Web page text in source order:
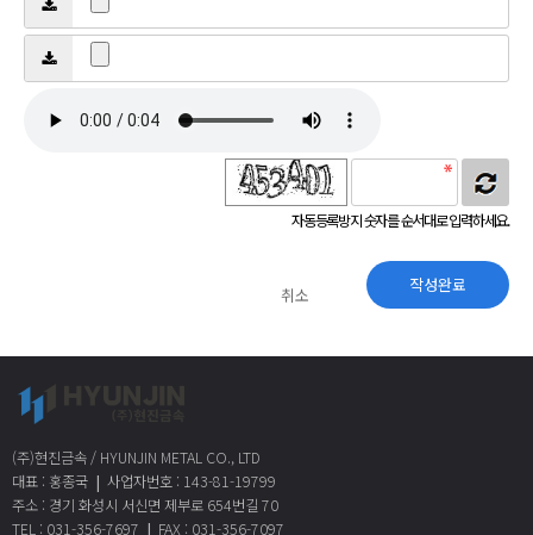
자동등록방지 숫자를 순서대로 입력하세요.
취소
(주)현진금속 / HYUNJIN METAL CO., LTD
대표 : 홍종국 | 사업자번호 : 143-81-19799
주소 : 경기 화성시 서신면 제부로 654번길 70
TEL : 031-356-7697 | FAX : 031-356-7097